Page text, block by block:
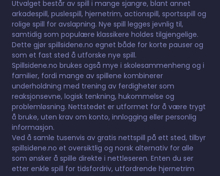
Utvalget består av spill i mange sjangre, blant annet
arkadespill, puslespill, hjernetrim, actionspill, sportsspill og
rolige spill for avslapning. Nye spill legges jevnlig til,
samtidig som populære klassikere holdes tilgjengelige.
Dette gjør spillsidene.no egnet både for korte pauser og
som et fast sted å utforske nye spill.
Spillsidene.no brukes også mye i skolesammenheng og i
familier, fordi mange av spillene kombinerer
underholdning med trening av ferdigheter som
reaksjonsevne, logisk tenkning, hukommelse og
problemløsning. Nettstedet er utformet for å være trygt
å bruke, uten krav om konto, innlogging eller personlig
informasjon.
Ved å samle tusenvis av gratis nettspill på ett sted, tilbyr
spillsidene.no et oversiktlig og norsk alternativ for alle
som ønsker å spille direkte i nettleseren. Enten du ser
etter enkle spill for tidsfordriv, utfordrende hjernetrim